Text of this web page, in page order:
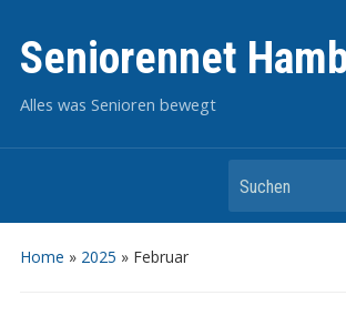
Seniorennet
Alles was Senioren bewegt
Suchen
Home » 2025 » Februar